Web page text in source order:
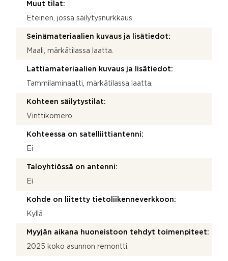
Muut tilat:
Eteinen, jossa säilytysnurkkaus.
Seinämateriaalien kuvaus ja lisätiedot:
Maali, märkätilassa laatta.
Lattiamateriaalien kuvaus ja lisätiedot:
Tammilaminaatti, märkätilassa laatta.
Kohteen säilytystilat:
Vinttikomero
Kohteessa on satelliittiantenni:
Ei
Taloyhtiössä on antenni:
Ei
Kohde on liitetty tietoliikenneverkkoon:
Kyllä
Myyjän aikana huoneistoon tehdyt toimenpiteet:
2025 koko asunnon remontti.